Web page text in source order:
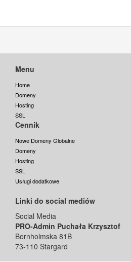
Menu
Home
Domeny
Hosting
SSL
Cennik
Nowe Domeny Globalne
Domeny
Hosting
SSL
Usługi dodatkowe
Linki do social mediów
Social Media
PRO-Admin Puchała Krzysztof
Bornholmska 81B
73-110 Stargard